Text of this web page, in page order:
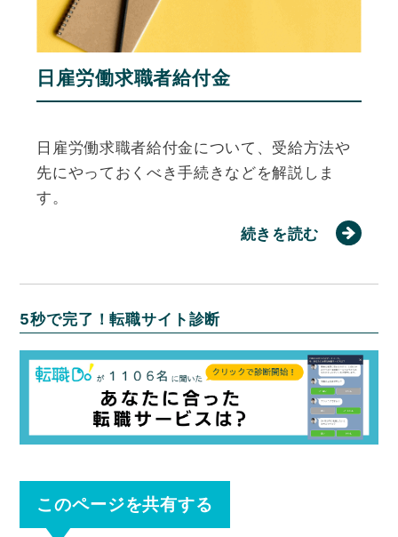
日雇労働求職者給付金
日雇労働求職者給付金について、受給方法や
先にやっておくべき手続きなどを解説しま
す。
続きを読む
5秒で完了！転職サイト診断
このページを共有する